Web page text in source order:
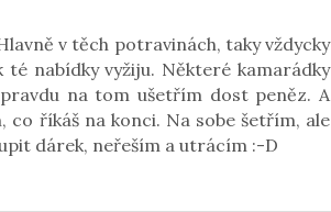
v těch potravinách, taky vždycky
té nabídky vyžiju. Některé kamarádky
na tom ušetřím dost peněz. A
říkáš na konci. Na sobe šetřím, ale
dárek, neřeším a utrácím :-D